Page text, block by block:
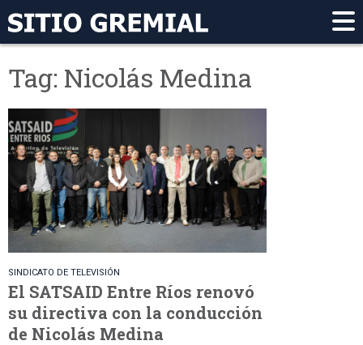
Tag: Nicolás Medina
SINDICATO DE TELEVISIÓN
El SATSAID Entre Ríos renovó
su directiva con la conducción
de Nicolás Medina